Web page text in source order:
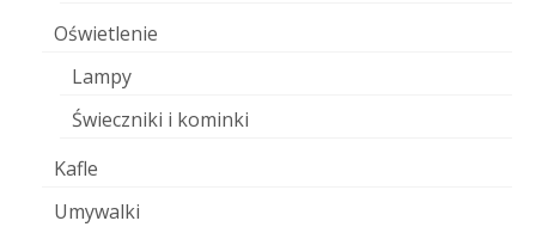
Oświetlenie
Lampy
Świeczniki i kominki
Kafle
Umywalki